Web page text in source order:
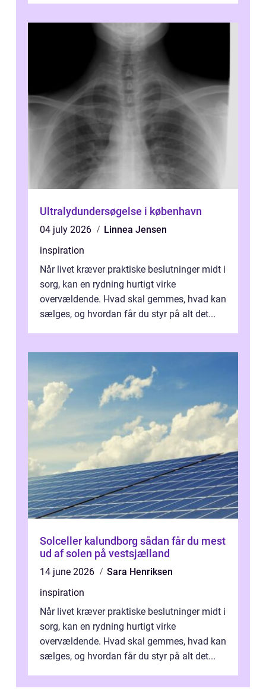
Ultralydundersøgelse i københavn
04 july 2026
Linnea Jensen
inspiration
Når livet kræver praktiske beslutninger midt i
sorg, kan en rydning hurtigt virke
overvældende. Hvad skal gemmes, hvad kan
sælges, og hvordan får du styr på alt det...
Solceller kalundborg sådan får du mest
ud af solen på vestsjælland
14 june 2026
Sara Henriksen
inspiration
Når livet kræver praktiske beslutninger midt i
sorg, kan en rydning hurtigt virke
overvældende. Hvad skal gemmes, hvad kan
sælges, og hvordan får du styr på alt det...